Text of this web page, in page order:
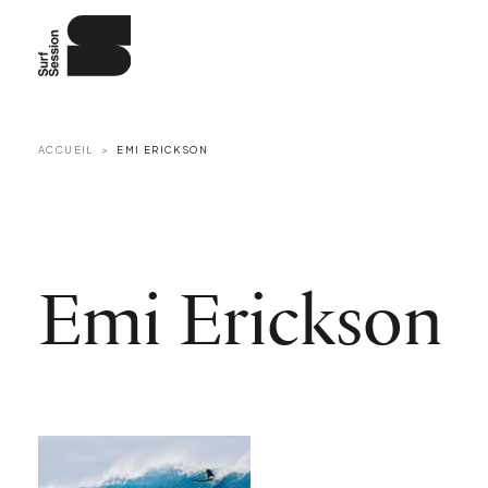
ACCUEIL EMI ERICKSON
Emi Erickson